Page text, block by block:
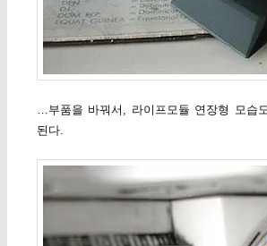
…부품을 바꿔서, 라이프모듈 연장형 모습
된다.